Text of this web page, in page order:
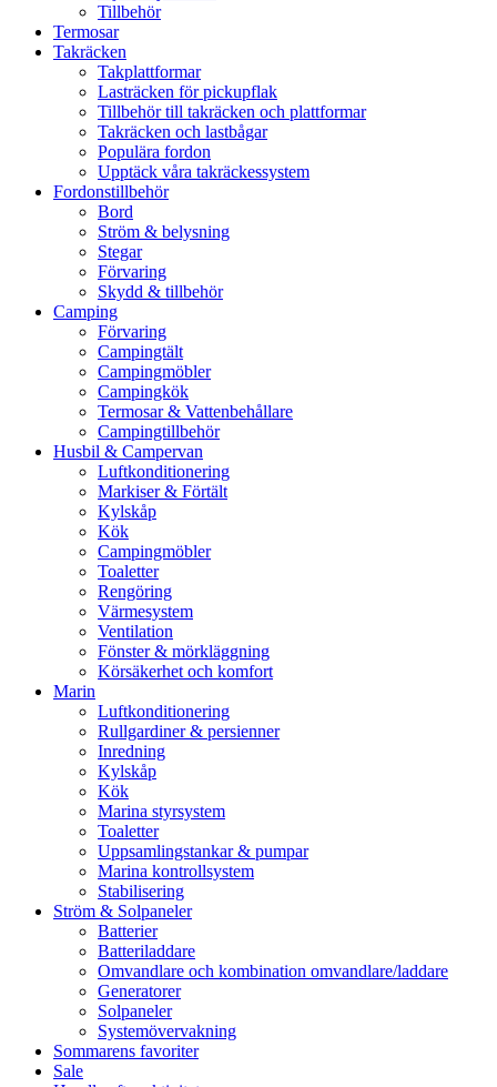
Tillbehör
Termosar
Takräcken
Takplattformar
Lasträcken för pickupflak
Tillbehör till takräcken och plattformar
Takräcken och lastbågar
Populära fordon
Upptäck våra takräckessystem
Fordonstillbehör
Bord
Ström & belysning
Stegar
Förvaring
Skydd & tillbehör
Camping
Förvaring
Campingtält
Campingmöbler
Campingkök
Termosar & Vattenbehållare
Campingtillbehör
Husbil & Campervan
Luftkonditionering
Markiser & Förtält
Kylskåp
Kök
Campingmöbler
Toaletter
Rengöring
Värmesystem
Ventilation
Fönster & mörkläggning
Körsäkerhet och komfort
Marin
Luftkonditionering
Rullgardiner & persienner
Inredning
Kylskåp
Kök
Marina styrsystem
Toaletter
Uppsamlingstankar & pumpar
Marina kontrollsystem
Stabilisering
Ström & Solpaneler
Batterier
Batteriladdare
Omvandlare och kombination omvandlare/laddare
Generatorer
Solpaneler
Systemövervakning
Sommarens favoriter
Sale